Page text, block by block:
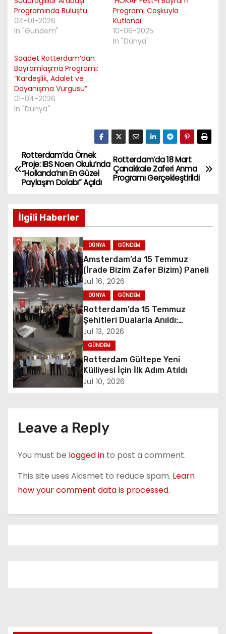
Programında Buluştu
04-01-2026
In "Gündem"
Programı Coşkuyla
Kutlandı
10-06-2025
In "Dünya"
Saadet Rotterdam’dan
Bayramlaşma Programı:
“Kardeşlik, Adalet ve
Dayanışma Vurgusu”
01-04-2026
In "Dünya"
P
o
t
n
a
v
i
g
a
t
n
Rotterdam’da 18 Mart
Çanakkale Zaferi Anma
Programı Gerçekleştirildi
Rotterdam’da Örnek
Proje: IBS Noen Okulu’nda
“Hollanda’nın En Güzel
Paylaşım Dolabı” Açıldı
İlgili Haberler
DÜNYA GÜNDEM
Amsterdam’da 15 Temmuz
(İrade Bizim Zafer Bizim) Paneli
Jul 16, 2026
DÜNYA GÜNDEM
Rotterdam’da 15 Temmuz
Şehitleri Dualarla Anıldı:
“Demokrasiye Sahip Çıkmanın
Sembolü”
Jul 13, 2026
GÜNDEM
Rotterdam Gültepe Yeni
Külliyesi İçin İlk Adım Atıldı
Jul 10, 2026
Leave a Reply
You must be logged in to post a comment.
This site uses Akismet to reduce spam. Learn
how your comment data is processed.